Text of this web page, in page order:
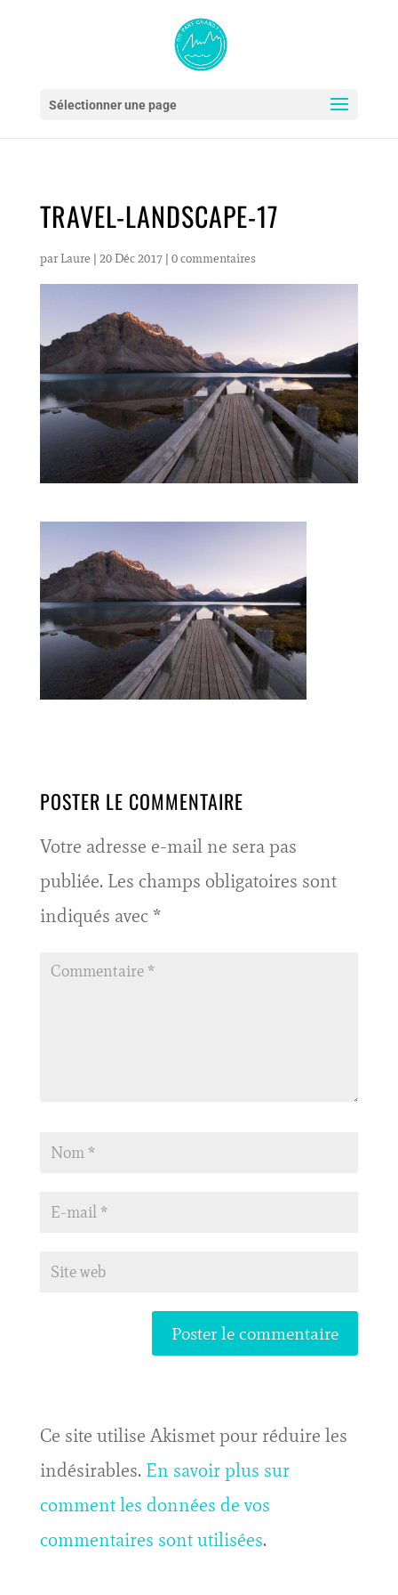
Sélectionner une page
TRAVEL-LANDSCAPE-17
par Laure | 20 Déc 2017| 0 commentaires
POSTER LE COMMENTAIRE
Votre adresse e-mail ne sera pas
publiée. Les champs obligatoires sont
indiqués avec *
Ce site utilise Akismet pour réduire les
indésirables. En savoir plus sur
comment les données de vos
commentaires sont utilisées.